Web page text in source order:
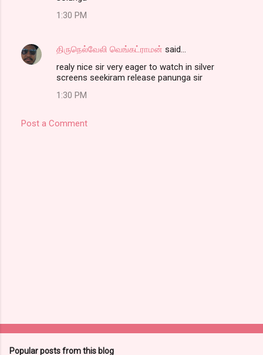
1:30 PM
திருநெல்வேலி வெங்கட்ராமன் said…
realy nice sir very eager to watch in silver
screens seekiram release panunga sir
1:30 PM
Post a Comment
Popular posts from this blog